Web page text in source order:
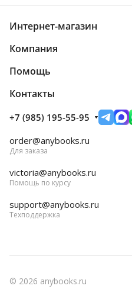
Интернет-магазин
Компания
Помощь
Контакты
+7 (985) 195-55-95
order@anybooks.ru
Для заказа
victoria@anybooks.ru
Помощь по курсу
support@anybooks.ru
Техподдержка
© 2026 anybooks.ru